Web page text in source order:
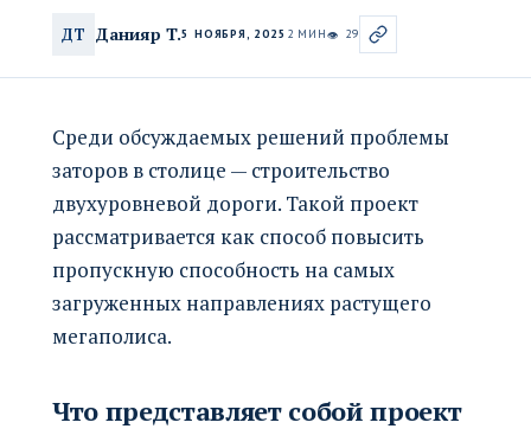
ДТ Данияр Т.5 НОЯБРЯ, 2025 2 МИН👁 29
Среди обсуждаемых решений проблемы
заторов в столице — строительство
двухуровневой дороги. Такой проект
рассматривается как способ повысить
пропускную способность на самых
загруженных направлениях растущего
мегаполиса.
Что представляет собой проект